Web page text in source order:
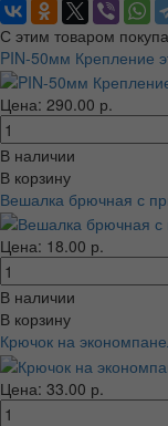
С этим товаром
PIN-50мм Крепление
Цена: 290.00 р.
В наличии
В корзину
Вешалка брючная с
Цена: 18.00 р.
В наличии
В корзину
Крючок на
Цена: 33.00 р.